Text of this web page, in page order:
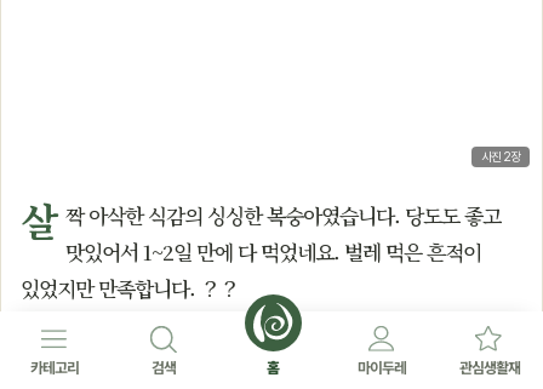
사진 2장
살 짝 아삭한 식감의 싱싱한 복숭아였습니다. 당도도 좋고
맛있어서 1~2일 만에 다 먹었네요. 벌레 먹은 흔적이
있었지만 만족합니다. ？？
1년 전*수 (두레생협연합회) ♥0
카테고리 검색 홈 마이두레 관심생활재